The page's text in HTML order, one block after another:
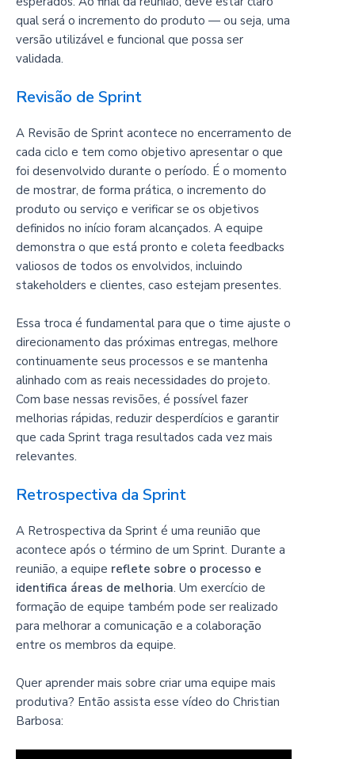
qual será o incremento do produto — ou seja, uma
versão utilizável e funcional que possa ser
validada.
Revisão de Sprint
A Revisão de Sprint acontece no encerramento de
cada ciclo e tem como objetivo apresentar o que
foi desenvolvido durante o período. É o momento
de mostrar, de forma prática, o incremento do
produto ou serviço e verificar se os objetivos
definidos no início foram alcançados. A equipe
demonstra o que está pronto e coleta feedbacks
valiosos de todos os envolvidos, incluindo
stakeholders e clientes, caso estejam presentes.
Essa troca é fundamental para que o time ajuste o
direcionamento das próximas entregas, melhore
continuamente seus processos e se mantenha
alinhado com as reais necessidades do projeto.
Com base nessas revisões, é possível fazer
melhorias rápidas, reduzir desperdícios e garantir
que cada Sprint traga resultados cada vez mais
relevantes.
Retrospectiva da Sprint
A Retrospectiva da Sprint é uma reunião que
acontece após o término de um Sprint. Durante a
reunião, a equipe reflete sobre o processo e
identifica áreas de melhoria. Um exercício de
formação de equipe também pode ser realizado
para melhorar a comunicação e a colaboração
entre os membros da equipe.
Quer aprender mais sobre criar uma equipe mais
produtiva? Então assista esse vídeo do Christian
Barbosa: